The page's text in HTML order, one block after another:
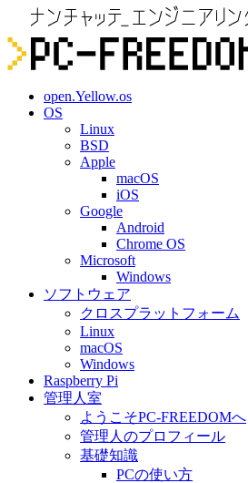
open.Yellow.os
OS
Linux
BSD
Apple
macOS
iOS
Google
Android
Chrome OS
Microsoft
Windows
ソフトウェア
クロスプラットフォーム
Linux
macOS
Windows
Raspberry Pi
管理人室
ようこそPC-FREEDOMへ
管理人のプロフィール
基礎知識
PCの使い方